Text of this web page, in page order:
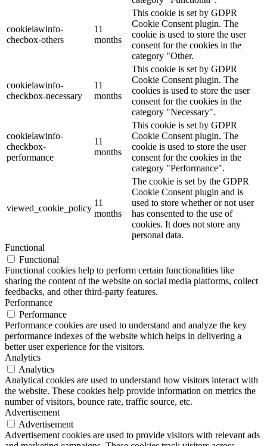
cookielawinfo-
checbox-others
11
months
This cookie is set by GDPR
Cookie Consent plugin. The
cookie is used to store the user
consent for the cookies in the
category "Other.
cookielawinfo-
checkbox-necessary
11
months
This cookie is set by GDPR
Cookie Consent plugin. The
cookies is used to store the user
consent for the cookies in the
category "Necessary".
cookielawinfo-
checkbox-
performance
11
months
This cookie is set by GDPR
Cookie Consent plugin. The
cookie is used to store the user
consent for the cookies in the
category "Performance".
viewed_cookie_policy
11
months
The cookie is set by the GDPR
Cookie Consent plugin and is
used to store whether or not user
has consented to the use of
cookies. It does not store any
personal data.
Functional
Functional
Functional cookies help to perform certain functionalities like
sharing the content of the website on social media platforms, collect
feedbacks, and other third-party features.
Performance
Performance
Performance cookies are used to understand and analyze the key
performance indexes of the website which helps in delivering a
better user experience for the visitors.
Analytics
Analytics
Analytical cookies are used to understand how visitors interact with
the website. These cookies help provide information on metrics the
number of visitors, bounce rate, traffic source, etc.
Advertisement
Advertisement
Advertisement cookies are used to provide visitors with relevant ads